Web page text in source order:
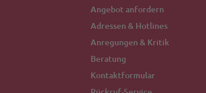
Angebot anfordern
Adressen & Hotlines
Anregungen & Kritik
Beratung
Kontaktformular